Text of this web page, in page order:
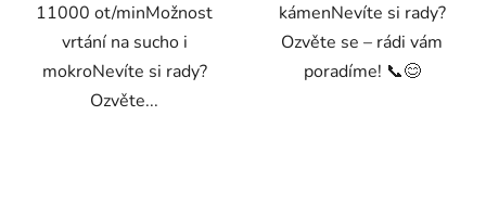
11000 ot/minMožnost
vrtání na sucho i
mokroNevíte si rady?
Ozvěte...
kámenNevíte si rady?
Ozvěte se – rádi vám
poradíme! 📞😊